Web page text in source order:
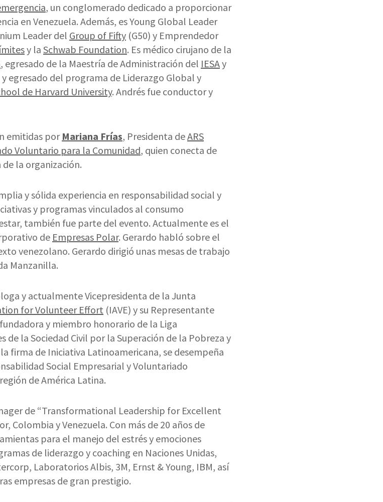
, un conglomerado dedicado a proporcionar
en Venezuela. Además, es Young Global Leader
Leader del Group of Fifty (G50) y Emprendedor
y la Schwab Foundation. Es médico cirujano de la
, egresado de la Maestría de Administración del IESAy
egresado del programa de Liderazgo Global y
de Harvard University. Andrés fue conductor y
emitidas porMariana Frías, Presidenta deARS
Voluntario para la Comunidad, quien conecta de
la organización.
y sólida experiencia en responsabilidad social y
y programas vinculados al consumo
también fue parte del evento. Actualmente es el
de Empresas Polar. Gerardo habló sobre el
venezolano. Gerardo dirigió unas mesas de trabajo
Manzanilla.
y actualmente Vicepresidenta de la Junta
for Volunteer Effort (IAVE) y su Representante
y miembro honorario de la Liga
de la Sociedad Civil por la Superación de la Pobreza y
firma de Iniciativa Latinoamericana, se desempeña
Social Empresarial y Voluntariado
de América Latina.
de “Transformational Leadership for Excellent
Colombia y Venezuela. Con más de 20 años de
para el manejo del estrés y emociones
de liderazgo y coaching en Naciones Unidas,
Laboratorios Albis, 3M, Ernst & Young, IBM, así
empresas de gran prestigio.